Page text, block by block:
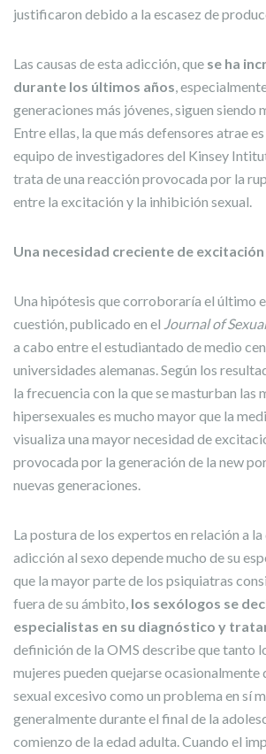
justificaron debido a la escasez de
Las causas de esta adicción, que se ha
durante los últimos años,
generaciones más jóvenes, siguen siendo
Entre ellas, la que más defensores atrae
equipo de investigadores del Kinsey
trata de una reacción provocada por la
entre la excitación y la inhibición sexual.
Una necesidad creciente de excitación
Una hipótesis que corroboraría el último
cuestión, publicado en el Journal of
a cabo entre el estudiantado de medio
universidades alemanas. Según los
la frecuencia con la que se masturban las
hipersexuales es mucho mayor que la
visualiza una mayor necesidad de
provocada por la generación de la new
nuevas generaciones.
La postura de los expertos en relación a
adicción al sexo depende mucho de su
que la mayor parte de los psiquiatras
fuera de su ámbito, los sexólogos se
especialistas en su diagnóstico y
definición de la OMS describe que tanto
mujeres pueden quejarse ocasionalmente
sexual excesivo como un problema en sí
generalmente durante el final de la
comienzo de la edad adulta. Cuando el